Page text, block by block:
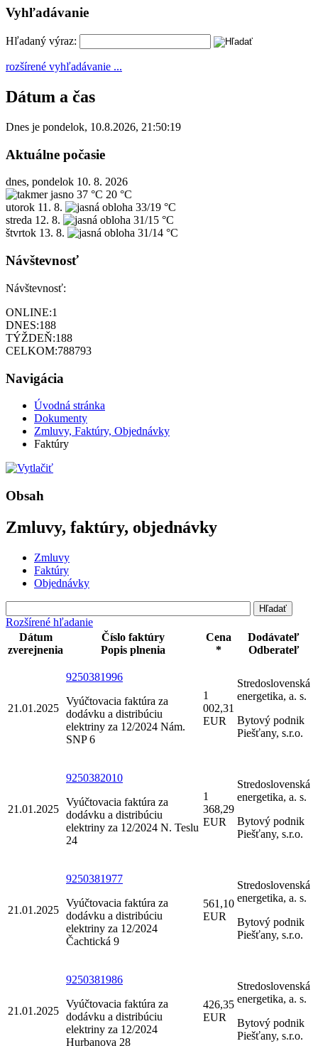
Vyhľadávanie
Hľadaný výraz:
rozšírené vyhľadávanie ...
Dátum a čas
Dnes je pondelok, 10.8.2026, 21:50:19
Aktuálne počasie
dnes, pondelok 10. 8. 2026
37 °C 20 °C
utorok 11. 8.
33/19 °C
streda 12. 8.
31/15 °C
štvrtok 13. 8. 31/14 °C
Návštevnosť
Návštevnosť:
ONLINE:1
DNES:188
TÝŽDEŇ:188
CELKOM:788793
Navigácia
Úvodná stránka
Dokumenty
Zmluvy, Faktúry, Objednávky
Faktúry
Obsah
Zmluvy, faktúry, objednávky
Zmluvy
Faktúry
Objednávky
Rozšírené hľadanie
Dátum
zverejnenia
Číslo faktúry
Popis plnenia
Cena
*
Dodávateľ
Odberateľ
21.01.2025
9250381996
Vyúčtovacia faktúra za
dodávku a distribúciu
elektriny za 12/2024 Nám.
SNP 6
1
002,31
EUR
Stredoslovenská
energetika, a. s.
Bytový podnik
Piešťany, s.r.o.
21.01.2025
9250382010
Vyúčtovacia faktúra za
dodávku a distribúciu
elektriny za 12/2024 N. Teslu
24
1
368,29
EUR
Stredoslovenská
energetika, a. s.
Bytový podnik
Piešťany, s.r.o.
21.01.2025
9250381977
Vyúčtovacia faktúra za
dodávku a distribúciu
elektriny za 12/2024
Čachtická 9
561,10
EUR
Stredoslovenská
energetika, a. s.
Bytový podnik
Piešťany, s.r.o.
21.01.2025
9250381986
Vyúčtovacia faktúra za
dodávku a distribúciu
elektriny za 12/2024
Hurbanova 28
426,35
EUR
Stredoslovenská
energetika, a. s.
Bytový podnik
Piešťany, s.r.o.